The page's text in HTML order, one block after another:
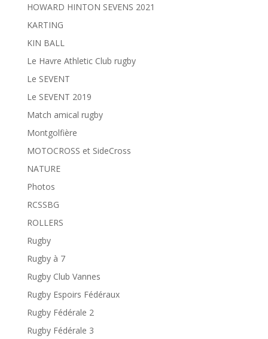
HOWARD HINTON SEVENS 2021
KARTING
KIN BALL
Le Havre Athletic Club rugby
Le SEVENT
Le SEVENT 2019
Match amical rugby
Montgolfière
MOTOCROSS et SideCross
NATURE
Photos
RCSSBG
ROLLERS
Rugby
Rugby à 7
Rugby Club Vannes
Rugby Espoirs Fédéraux
Rugby Fédérale 2
Rugby Fédérale 3